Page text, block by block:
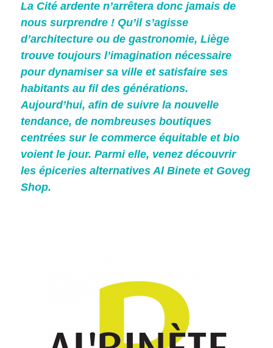
La Cité ardente n’arrêtera donc jamais de
nous surprendre ! Qu’il s’agisse
d’architecture ou de gastronomie, Liège
trouve toujours l’imagination nécessaire
pour dynamiser sa ville et satisfaire ses
habitants au fil des générations.
Aujourd’hui, afin de suivre la nouvelle
tendance, de nombreuses boutiques
centrées sur le commerce équitable et bio
voient le jour. Parmi elle, venez découvrir
les épiceries alternatives Al Binete et Goveg
Shop.